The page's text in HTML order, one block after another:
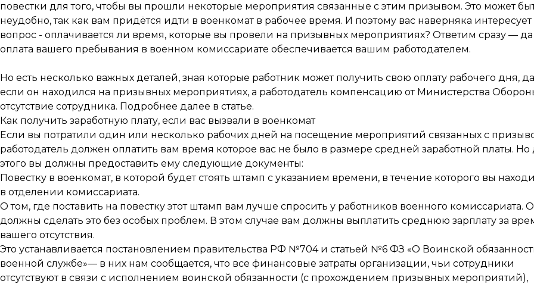
повестки для того, чтобы вы прошли некоторые мероприятия связанные с этим призывом. Это может
неудобно, так как вам придётся идти в военкомат в рабочее время. И поэтому вас наверняка интересует
вопрос - оплачивается ли время, которые вы провели на призывных мероприятиях? Ответим сразу — да
оплата вашего пребывания в военном комиссариате обеспечивается вашим работодателем.
Но есть несколько важных деталей, зная которые работник может получить свою оплату рабочего дня,
если он находился на призывных мероприятиях, а работодатель компенсацию от Министерства
отсутствие сотрудника. Подробнее далее в статье.
Как получить заработную плату, если вас вызвали в военкомат
Если вы потратили один или несколько рабочих дней на посещение мероприятий связанных с
работодатель должен оплатить вам время которое вас не было в размере средней заработной платы. Но
этого вы должны предоставить ему следующие документы:
Повестку в военкомат, в которой будет стоять штамп с указанием времени, в течение которого вы
в отделении комиссариата.
О том, где поставить на повестку этот штамп вам лучше спросить у работников военного комиссариата.
должны сделать это без особых проблем. В этом случае вам должны выплатить среднюю зарплату за
вашего отсутствия.
Это устанавливается постановлением правительства РФ №704 и статьей №6 ФЗ «О Воинской
военной службе»— в них нам сообщается, что все финансовые затраты организации, чьи сотрудники
отсутствуют в связи с исполнением воинской обязанности (с прохождением призывных мероприятий),